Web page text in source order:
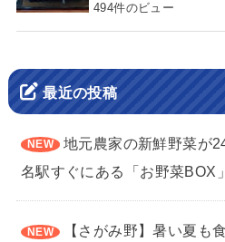
494件のビュー
最近の投稿
地元農家の新鮮野菜が
名駅すぐにある「お野菜BOX」
【さがみ野】暑い夏も